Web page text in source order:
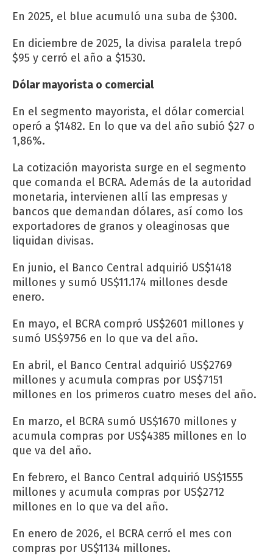
En 2025, el blue acumuló una suba de $300.
En diciembre de 2025, la divisa paralela trepó
$95 y cerró el año a $1530.
Dólar mayorista o comercial
En el segmento mayorista, el dólar comercial
operó a $1482. En lo que va del año subió $27 o
1,86%.
La cotización mayorista surge en el segmento
que comanda el BCRA. Además de la autoridad
monetaria, intervienen allí las empresas y
bancos que demandan dólares, así como los
exportadores de granos y oleaginosas que
liquidan divisas.
En junio, el Banco Central adquirió US$1418
millones y sumó US$11.174 millones desde
enero.
En mayo, el BCRA compró US$2601 millones y
sumó US$9756 en lo que va del año.
En abril, el Banco Central adquirió US$2769
millones y acumula compras por US$7151
millones en los primeros cuatro meses del año.
En marzo, el BCRA sumó US$1670 millones y
acumula compras por US$4385 millones en lo
que va del año.
En febrero, el Banco Central adquirió US$1555
millones y acumula compras por US$2712
millones en lo que va del año.
En enero de 2026, el BCRA cerró el mes con
compras por US$1134 millones.